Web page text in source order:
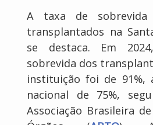
A taxa de sobrevida
transplantados na
se destaca. Em
sobrevida dos
instituição foi de 91%,
nacional de 75%,
Associação Brasileira